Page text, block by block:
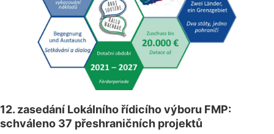
12. zasedání Lokálního řídicího výboru FMP:
schváleno 37 přeshraničních projektů